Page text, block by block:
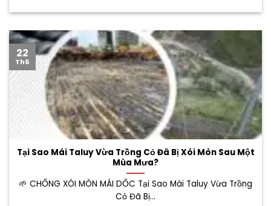
Tại Sao Mái Taluy Vừa Trồng Cỏ Đã Bị Xói Mòn Sau Một
Mùa Mưa?
🌱 CHỐNG XÓI MÒN MÁI DỐC Tại Sao Mái Taluy Vừa Trồng
Cỏ Đã Bị...
22
Th6